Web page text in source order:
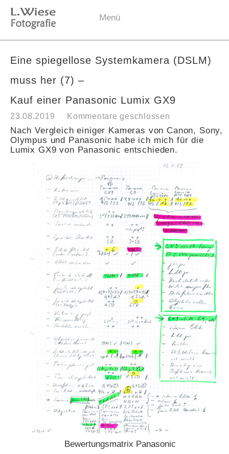
Menü
Eine spiegellose Systemkamera (DSLM)
muss her (7) –
Kauf einer Panasonic Lumix GX9
23.08.2019 Kommentare geschlossen
Nach Vergleich einiger Kameras von Canon, Sony,
Olympus und Panasonic habe ich mich für die
Lumix GX9 von Panasonic entschieden.
Bewertungsmatrix Panasonic